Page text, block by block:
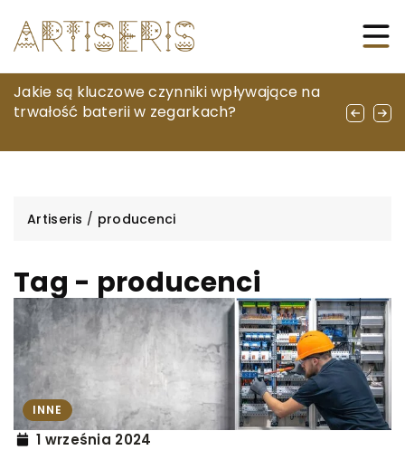
Jak ultradźwiękowy masażer do twarzy i
ciała może zrewolucjonizować twoją
Jakie są kluczowe czynniki wpływające na
trwałość baterii w zegarkach?
Jak dobrać idealny biustonosz do różnych
typów sylwetki?
Artiseris / producenci
Tag - producenci
INNE
1 września 2024